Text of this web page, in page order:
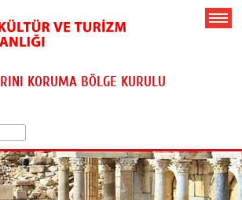
KORUMA BÖLGE KURULU